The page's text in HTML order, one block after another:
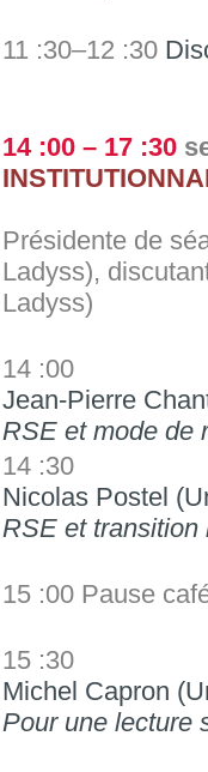
11 :30–12 :30
14 :00 – 17 :30
Présidente de
Ladyss),
Ladyss)
14 :00
Jean-Pierre
RSE et mode de
14 :30
Nicolas Postel
RSE et transition
15 :00 Pause
15 :30
Michel Capron
Pour une lecture